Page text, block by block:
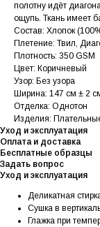
полотну идёт
ощупь. Ткань имеет
Состав: Хлопок
Плетение: Твил,
Плотность: 350 GSM
Цвет: Коричневый
Узор: Без узора
Ширина: 147 см ± 2
Отделка: Однотон
Изделия:
Уход и эксплуатация
Оплата и доставка
Бесплатные образцы
Задать вопрос
Уход и эксплуатация
Деликатная
Сушка в
Глажка при